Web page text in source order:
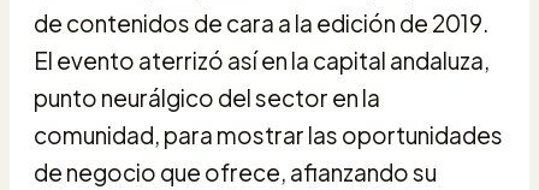
de contenidos de cara a la edición de 2019.
El evento aterrizó así en la capital andaluza,
punto neurálgico del sector en la
comunidad, para mostrar las oportunidades
de negocio que ofrece, afianzando su